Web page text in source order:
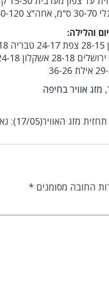
120 ס"מ.
והלילה:
, מזג אוויר בחיפה
תחזית מזג האוויר(17/05): נאה וחם
החובה מסומנים *